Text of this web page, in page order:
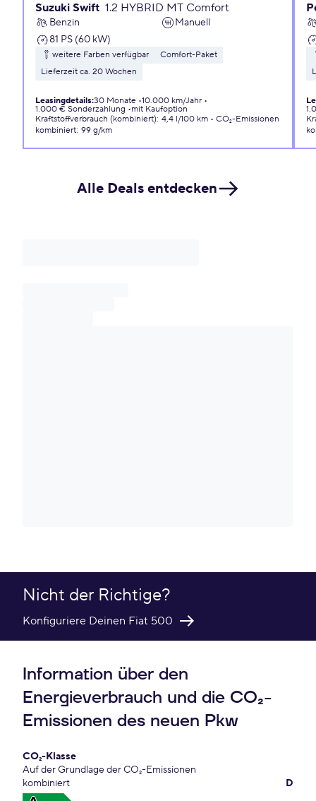
Suzuki Swift 1.2 HYBRID MT Comfort
Benzin
Manuell
81 PS (60 kW)
weitere Farben verfügbar
Comfort-Paket
Lieferzeit ca. 20 Wochen
Leasingdetails:30 Monate 10.000 km/Jahr
1.000 € Sonderzahlung
mit Kaufoption
Kraftstoffverbrauch (kombiniert): 4,4 l/100 km
CO₂-Emissionen
kombiniert: 99 g/km
Alle Deals entdecken
Nicht der Richtige?
Konfiguriere Deinen Fiat 500
Information über den
Energieverbrauch und die CO₂-
Emissionen des neuen Pkw
CO₂-Klasse
Auf der Grundlage der CO₂-Emissionen
kombiniert
D